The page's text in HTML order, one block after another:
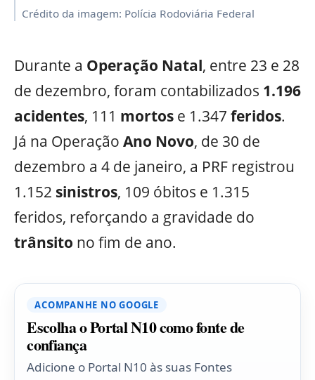
Crédito da imagem: Polícia Rodoviária Federal
Durante a Operação Natal, entre 23 e 28
de dezembro, foram contabilizados 1.196
acidentes, 111 mortos e 1.347 feridos.
Já na Operação Ano Novo, de 30 de
dezembro a 4 de janeiro, a PRF registrou
1.152 sinistros, 109 óbitos e 1.315
feridos, reforçando a gravidade do
trânsito no fim de ano.
ACOMPANHE NO GOOGLE
Escolha o Portal N10 como fonte de
confiança
Adicione o Portal N10 às suas Fontes